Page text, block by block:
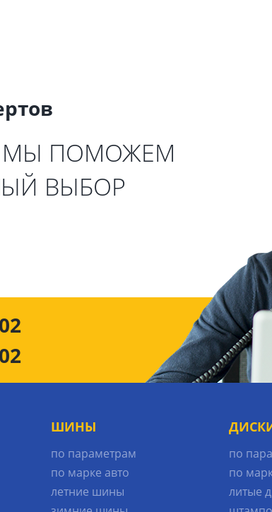
МЫ ПОМОЖЕМ
ВЫБОР
ШИНЫ
по параметрам
по марке авто
летние шины
по
по
литые